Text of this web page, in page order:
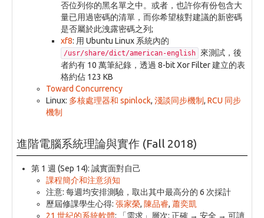
否位列你的黑名單之中。或者，也許你有份包含大
量已用過密碼的清單，而你希望核對建議的新密碼
是否屬於此洩露密碼之列;
xf8: 用 Ubuntu Linux 系統內的
/usr/share/dict/american-english
來測試，後
者約有 10 萬筆紀錄，透過 8-bit Xor Filter 建立的表
格約佔 123 KB
Toward Concurrency
Linux: 多核處理器和 spinlock, 淺談同步機制, RCU 同步
機制
進階電腦系統理論與實作 (Fall 2018)
第 1 週 (Sep 14): 誠實面對自己
課程簡介和注意須知
注意: 每週均安排測驗，取出其中最高分的 6 次採計
歷屆修課學生心得: 張家榮, 陳品睿, 蕭奕凱
21 世紀的系統軟體: 「需求」層次: 正確 → 安全 → 可讀